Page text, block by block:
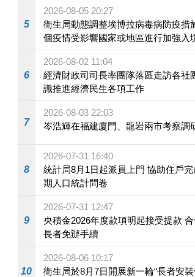
5
2026-08-05 20:27
衛生局動態調整埃博拉病毒病防疫措
個疫情受影響國家或地區進行加強入
施
6
2026-08-02 11:04
經濟財政司司長率團隊落區走訪各社
識推進經濟民生各項工作
7
2026-08-03 22:03
岑浩輝在福建廈門、龍岩兩市考察調
8
2026-07-31 16:40
統計局8月1日起派員上門 協助住戶完成2026 中
期人口統計問卷
9
2026-07-31 12:47
央積金2026年度款項明起接受提款 合發放條件
長者免辦手續
10
2026-08-06 10:17
衛生局於8月7日開展新一輪“長者安